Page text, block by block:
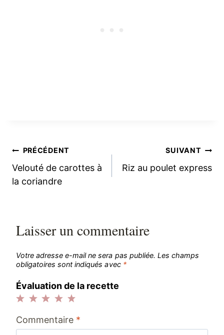
Navigation
de
PRÉCÉDENT
Velouté de carottes à
la coriandre
SUIVANT
Riz au poulet express
Laisser un commentaire
Votre adresse e-mail ne sera pas publiée. Les champs
obligatoires sont indiqués avec *
Évaluation de la recette
étoiles
étoiles
étoiles
étoiles
étoile
Commentaire *